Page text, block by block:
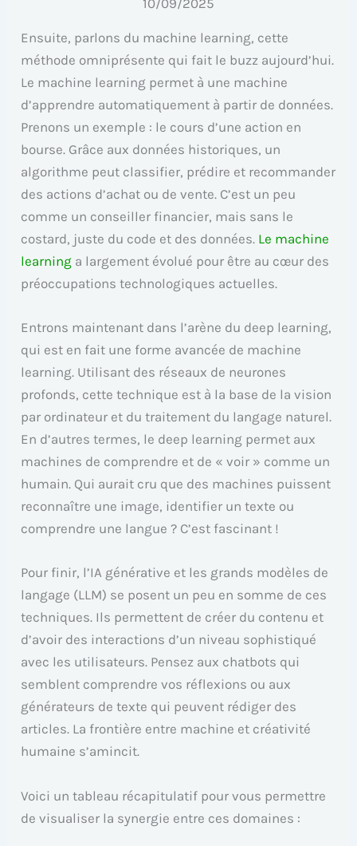
10/09/2025
Ensuite, parlons du machine learning, cette
méthode omniprésente qui fait le buzz aujourd’hui.
Le machine learning permet à une machine
d’apprendre automatiquement à partir de données.
Prenons un exemple : le cours d’une action en
bourse. Grâce aux données historiques, un
algorithme peut classifier, prédire et recommander
des actions d’achat ou de vente. C’est un peu
comme un conseiller financier, mais sans le
costard, juste du code et des données. Le machine
learning a largement évolué pour être au cœur des
préoccupations technologiques actuelles.
Entrons maintenant dans l’arène du deep learning,
qui est en fait une forme avancée de machine
learning. Utilisant des réseaux de neurones
profonds, cette technique est à la base de la vision
par ordinateur et du traitement du langage naturel.
En d’autres termes, le deep learning permet aux
machines de comprendre et de « voir » comme un
humain. Qui aurait cru que des machines puissent
reconnaître une image, identifier un texte ou
comprendre une langue ? C’est fascinant !
Pour finir, l’IA générative et les grands modèles de
langage (LLM) se posent un peu en somme de ces
techniques. Ils permettent de créer du contenu et
d’avoir des interactions d’un niveau sophistiqué
avec les utilisateurs. Pensez aux chatbots qui
semblent comprendre vos réflexions ou aux
générateurs de texte qui peuvent rédiger des
articles. La frontière entre machine et créativité
humaine s’amincit.
Voici un tableau récapitulatif pour vous permettre
de visualiser la synergie entre ces domaines :